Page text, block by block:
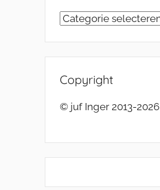
Categorieën
Copyright
© juf Inger 2013-2026